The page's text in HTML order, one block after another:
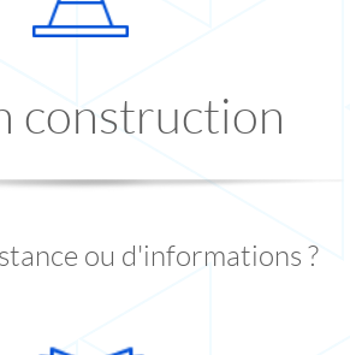
construction
ou d'informations ?